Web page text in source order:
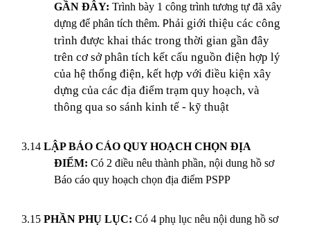
GẦN ĐÂY:Trình bày 1 công trình tương tự đã xây
dựng để phân tích thêm. Phải giới thiệu các công
trình được khai thác trong thời gian gần đây
trên cơ sở phân tích kết cấu nguồn điện hợp lý
của hệ thống điện, kết hợp với điều kiện xây
dựng của các địa điểm trạm quy hoạch, và
thông qua so sánh kinh tế - kỹ thuật
3.14 LẬP BÁO CÁO QUY HOẠCH CHỌN ĐỊA
ĐIỂM:Có 2 điều nêu thành phần, nội dung hồ sơ
Báo cáo quy hoạch chọn địa điểm PSPP
3.15 PHẦN PHỤ LỤC: Có 4 phụ lục nêu nội dung hồ sơ